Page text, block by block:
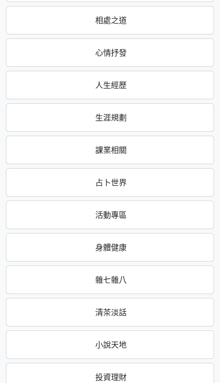
相處之道
心情抒發
人生經歷
生涯規劃
課業相關
占卜世界
活動專區
身體健康
雜七雜八
清茶淡話
小說天地
投資理財